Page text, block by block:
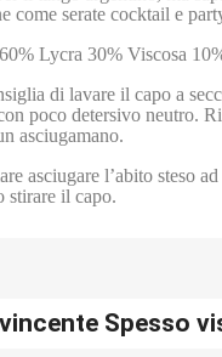
come serate cocktail e
Lycra 30% Viscosa
di lavare il capo a
poco detersivo neutro.
asciugamano.
asciugare l’abito steso
stirare il capo.
Spesso